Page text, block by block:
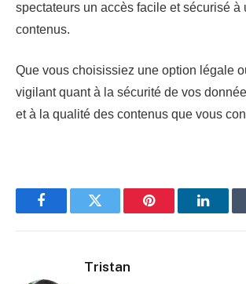
spectateurs un accès facile et sécurisé à
contenus.
Que vous choisissiez une option légale
vigilant quant à la sécurité de vos
et à la qualité des contenus que vous
FacebookTwitter Pinterest
Tristan